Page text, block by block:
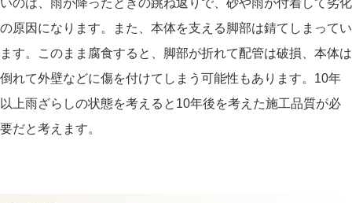
いのは、雨が降ったときの跳ね返りで、砂や雨が付着して劣化
の原因になります。また、本体を支える脚部は錆てしまってい
ます。このまま腐食すると、脚部が折れて配管は破損、本体は
倒れて外壁などに傷を付けてしまう可能性もあります。10年
以上雨ざらしの状態を考えると10年後を考えた施工品質が必
要だと考えます。